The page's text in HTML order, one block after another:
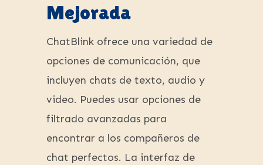
Mejorada
ChatBlink ofrece una variedad de
opciones de comunicación, que
incluyen chats de texto, audio y
video. Puedes usar opciones de
filtrado avanzadas para
encontrar a los compañeros de
chat perfectos. La interfaz de